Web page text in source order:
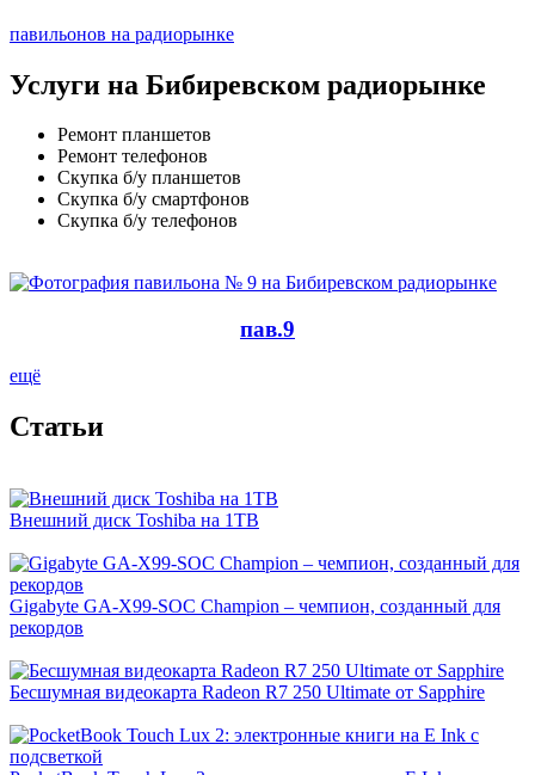
павильонов на радиорынке
Услуги на Бибиревском радиорынке
Ремонт планшетов
Ремонт телефонов
Скупка б/у планшетов
Скупка б/у смартфонов
Скупка б/у телефонов
пав.9
ещё
Cтатьи
Внешний диск Toshiba на 1TB
Gigabyte GA-X99-SOC Champion – чемпион, созданный для
рекордов
Бесшумная видеокарта Radeon R7 250 Ultimate от Sapphire